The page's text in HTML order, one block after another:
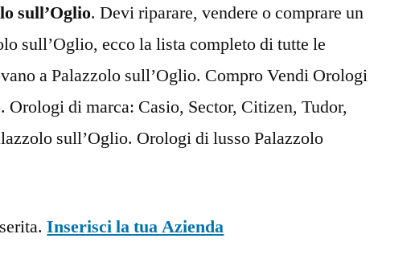
sull’Oglio. Devi riparare, vendere o comprare un
sull’Oglio, ecco la lista completo di tutte le
a Palazzolo sull’Oglio. Compro Vendi Orologi
Orologi di marca: Casio, Sector, Citizen, Tudor,
sull’Oglio. Orologi di lusso Palazzolo
Inserisci la tua Azienda